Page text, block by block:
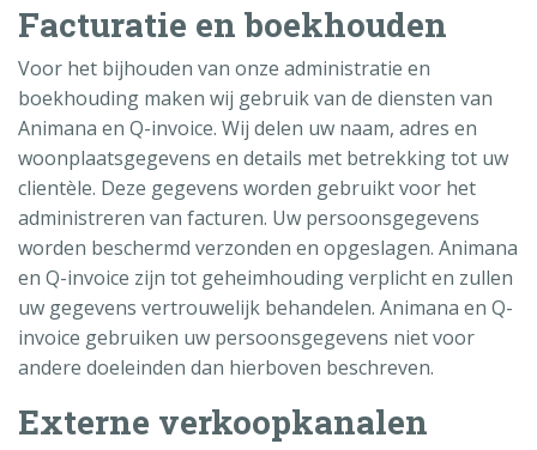
Facturatie en boekhouden
Voor het bijhouden van onze administratie en
boekhouding maken wij gebruik van de diensten van
Animana en Q-invoice. Wij delen uw naam, adres en
woonplaatsgegevens en details met betrekking tot uw
clientèle. Deze gegevens worden gebruikt voor het
administreren van facturen. Uw persoonsgegevens
worden beschermd verzonden en opgeslagen. Animana
en Q-invoice zijn tot geheimhouding verplicht en zullen
uw gegevens vertrouwelijk behandelen. Animana en Q-
invoice gebruiken uw persoonsgegevens niet voor
andere doeleinden dan hierboven beschreven.
Externe verkoopkanalen